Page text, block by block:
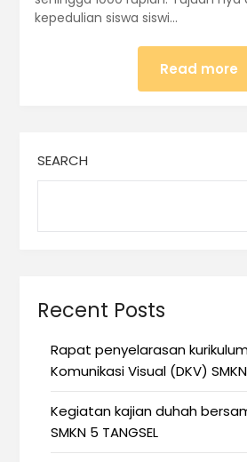
kepedulian siswa siswi…
Read more
SEARCH
Recent Posts
Rapat penyelarasan
Komunikasi Visual (DKV)
Kegiatan kajian duhah
SMKN 5 TANGSEL